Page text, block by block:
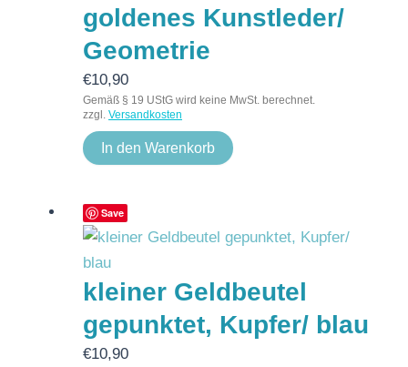
goldenes Kunstleder/
Geometrie
€10,90
Gemäß § 19 UStG wird keine MwSt. berechnet.
zzgl. Versandkosten
In den Warenkorb
Save
kleiner Geldbeutel
gepunktet, Kupfer/ blau
€10,90